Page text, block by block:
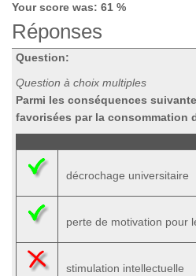
Your score was: 61 %
Réponses
Question:
Question à choix multiples
Parmi les conséquences
favorisées par la consommation
décrochage universitaire
perte de motivation pour
stimulation intellectuelle